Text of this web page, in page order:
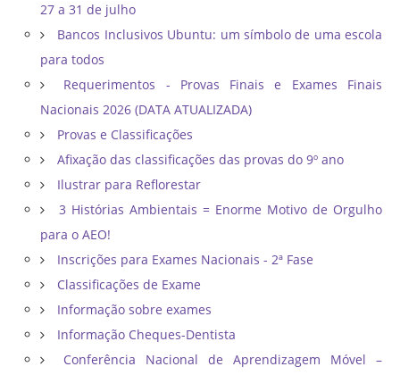
27 a 31 de julho
Bancos Inclusivos Ubuntu: um símbolo de uma escola
para todos
Requerimentos - Provas Finais e Exames Finais
Nacionais 2026 (DATA ATUALIZADA)
Provas e Classificações
Afixação das classificações das provas do 9º ano
Ilustrar para Reflorestar
3 Histórias Ambientais = Enorme Motivo de Orgulho
para o AEO!
Inscrições para Exames Nacionais - 2ª Fase
Classificações de Exame
Informação sobre exames
Informação Cheques-Dentista
Conferência Nacional de Aprendizagem Móvel –